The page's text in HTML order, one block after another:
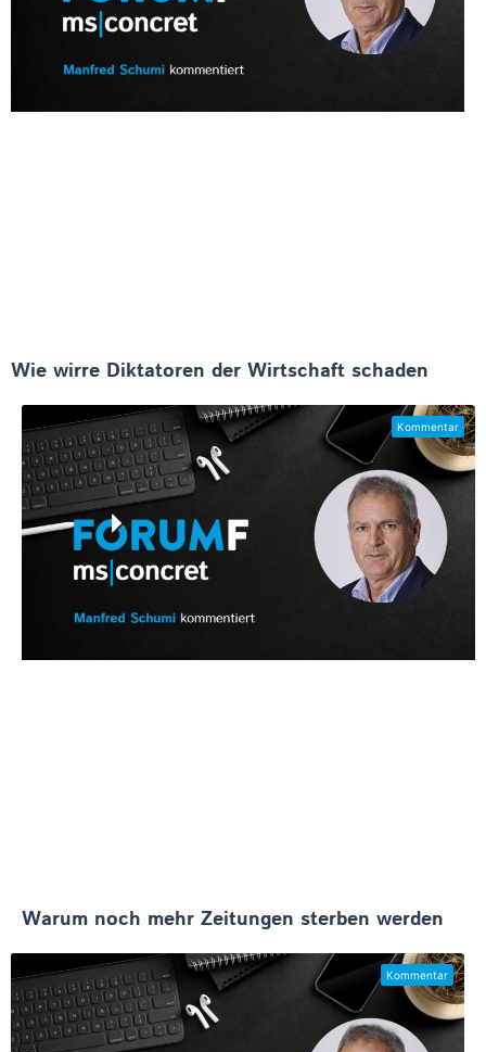
Wie wirre Diktatoren der Wirtschaft schaden
Warum noch mehr Zeitungen sterben werden